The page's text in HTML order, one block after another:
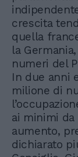
crescita
quella
la
numeri del
In due anni
milione di
ai minimi da
aumento,
dichiarato